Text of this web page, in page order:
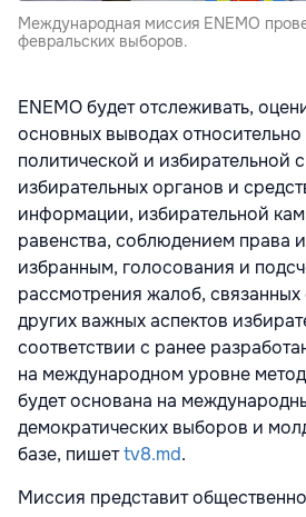
Международная миссия ENEMO
февральских выборов.
ENEMO будет отслеживать,
основных выводах
политической и избирательной
избирательных органов и
информации, избирательной
равенства, соблюдением права
избранным, голосования и
рассмотрения жалоб,
других важных аспектов
соответствии с ранее
на международном уровне
будет основана на
демократических выборов и
базе, пишетtv8.md.
Миссия представит